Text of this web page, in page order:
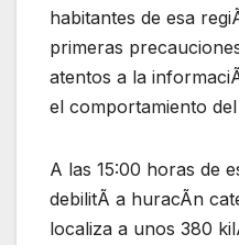
habitantes de esa
primeras
atentos a la
el comportamiento
A las 15:00 horas de
debilitÃ a huracÃn
localiza a unos 380